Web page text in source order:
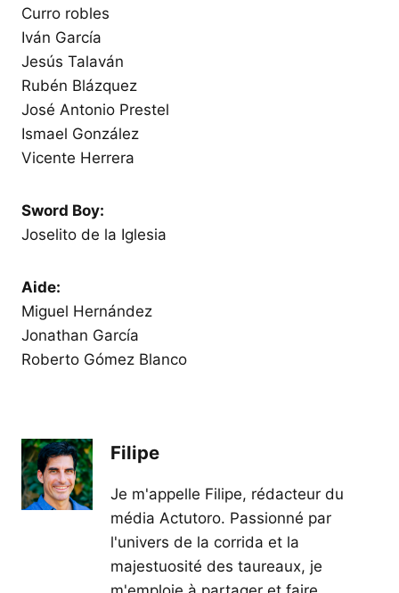
Curro robles
Iván García
Jesús Talaván
Rubén Blázquez
José Antonio Prestel
Ismael González
Vicente Herrera
Sword Boy:
Joselito de la Iglesia
Aide:
Miguel Hernández
Jonathan García
Roberto Gómez Blanco
Filipe
Je m'appelle Filipe, rédacteur du
média Actutoro. Passionné par
l'univers de la corrida et la
majestuosité des taureaux, je